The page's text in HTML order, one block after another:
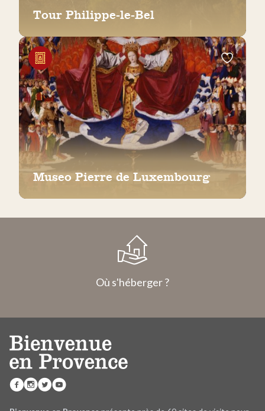
Tour Philippe-le-Bel
Museo Pierre de Luxembourg
Où s'héberger ?